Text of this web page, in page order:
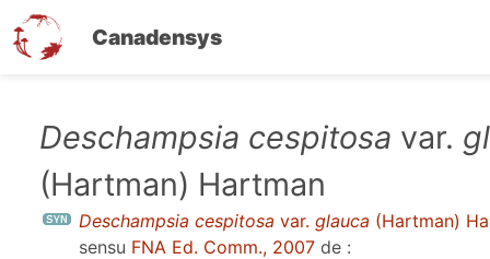
Canadensys
contenu
principal
Deschampsia cespitosa var.
(Hartman) Hartman
Deschampsia cespitosa var. glauca (Hartman)
sensu FNA Ed. Comm., 2007 de :